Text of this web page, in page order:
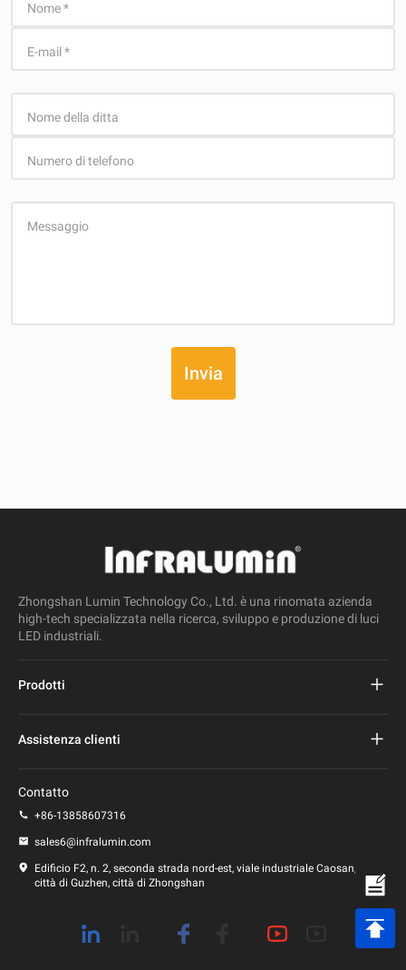
Nome*
E-mail *
Nome della ditta
Numero di telefono
Messaggio
Invia
Zhongshan Lumin Technology Co., Ltd. è una rinomata azienda
high-tech specializzata nella ricerca, sviluppo e produzione di luci
LED industriali.
Prodotti
Lampione a led
Assistenza clienti
politica sulla riservatezza
Contatto
+86-13858607316
sales6@infralumin.com
Edificio F2, n. 2, seconda strada nord-est, viale industriale Caosan,
città di Guzhen, città di Zhongshan